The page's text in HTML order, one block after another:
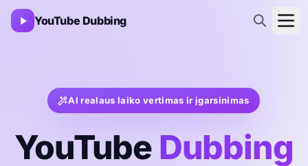
YouTube Dubbing
AI realaus laiko vertimas ir įgarsinimas
YouTube Dubbing